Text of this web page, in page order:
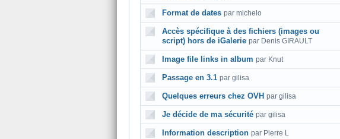
Format de dates par michelo
Accès spécifique à des fichiers (images ou
script) hors de iGalerie par Denis GIRAULT
Image file links in album par Knut
Passage en 3.1 par gilisa
Quelques erreurs chez OVH par gilisa
Je décide de ma sécurité par gilisa
Information description par Pierre L